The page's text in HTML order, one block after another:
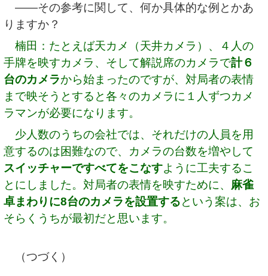
――その参考に関して、何か具体的な例とかあ
りますか？
楠田：たとえば天カメ（天井カメラ）、４人の
手牌を映すカメラ、そして解説席のカメラで計６
台のカメラから始まったのですが、対局者の表情
まで映そうとすると各々のカメラに１人ずつカメ
ラマンが必要になります。
少人数のうちの会社では、それだけの人員を用
意するのは困難なので、カメラの台数を増やして
スイッチャーですべてをこなすように工夫するこ
とにしました。対局者の表情を映すために、 麻雀
卓まわりに8台のカメラを設置するという案は、お
そらくうちが最初だと思います。
（つづく）